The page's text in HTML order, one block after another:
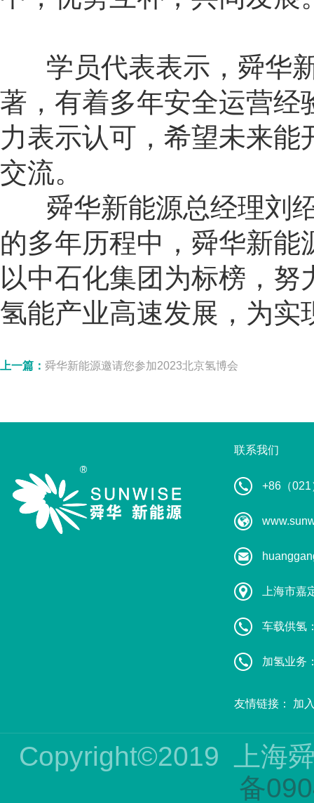
学员代表表示，舜华
著，有着多年安全运营经
力表示认可，希望未来
交流。
舜华新能源总经理刘
的多年历程中，舜华新
以中石化集团为标榜，
氢能产业高速发展，为实
上一篇： 舜华新能源邀请您参加2023北京氢博会
联系我们
+86（
上海市嘉
车载供氢
加氢业务
友情链接： 加
Copyright©2019
上海
备